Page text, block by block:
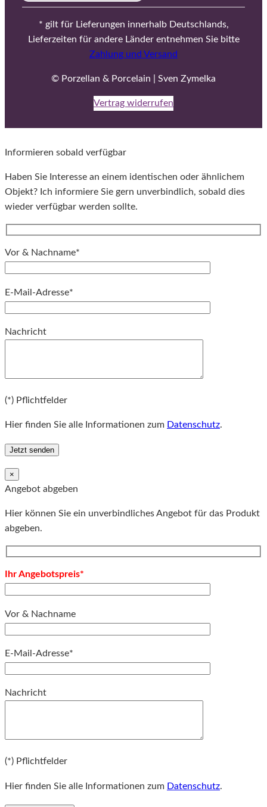
* gilt für Lieferungen innerhalb Deutschlands,
Lieferzeiten für andere Länder entnehmen Sie bitte
Zahlung und Versand
© Porzellan & Porcelain | Sven Zymelka
Vertrag widerrufen
Informieren sobald verfügbar
Haben Sie Interesse an einem identischen oder ähnlichem
Objekt? Ich informiere Sie gern unverbindlich, sobald dies
wieder verfügbar werden sollte.
Vor & Nachname*
E-Mail-Adresse*
Nachricht
(*) Pflichtfelder
Hier finden Sie alle Informationen zum Datenschutz.
×
Angebot abgeben
Hier können Sie ein unverbindliches Angebot für das Produkt
abgeben.
Ihr Angebotspreis*
Vor & Nachname
E-Mail-Adresse*
Nachricht
(*) Pflichtfelder
Hier finden Sie alle Informationen zum Datenschutz.